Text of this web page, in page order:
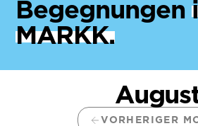
Begegnungen
MARKK.
VORHERIGER